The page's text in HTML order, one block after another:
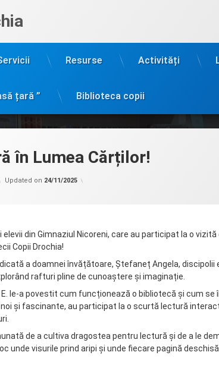
Resurse Activități
țară ” Biblioteca copii
în Lumea Cărților!
Updated on 24/11/2025
din Gimnaziul Nicoreni, care au participat la o
Copii Drochia!
a doamnei învățătoare, Ștefaneț Angela, discipolii
rafturi pline de cunoaștere și imaginație.
E. le-a povestit cum funcționează o bibliotecă și cum se
și fascinante, au participat la o scurtă lectură
de a cultiva dragostea pentru lectură și de a le
unde visurile prind aripi și unde fiecare pagină